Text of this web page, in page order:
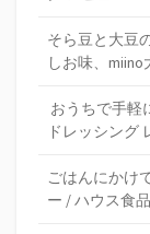
そら豆と大豆
しお味、
おうちで手軽
ドレッシング
ごはんにかけ
ー / ハウス食